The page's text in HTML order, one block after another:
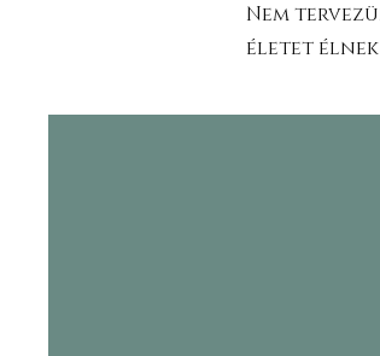
Nem
életet